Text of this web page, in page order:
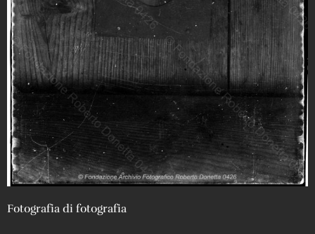
Fotografia di fotografia